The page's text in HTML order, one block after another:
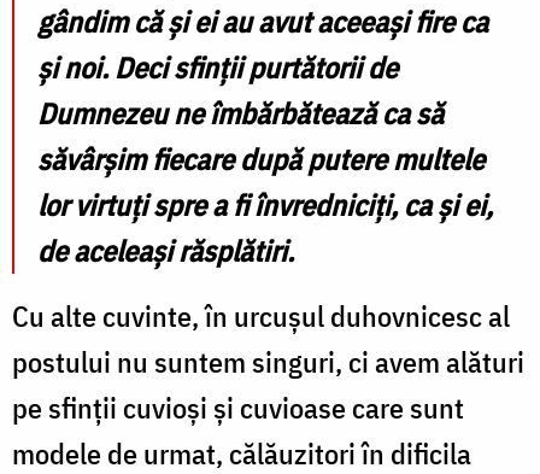
gândim că și ei au avut aceeași fire ca
și noi. Deci sfinții purtătorii de
Dumnezeu ne îmbărbătează ca să
săvârșim fiecare după putere multele
lor virtuți spre a fi învredniciți, ca și ei,
de aceleași răsplătiri.
Cu alte cuvinte, în urcușul duhovnicesc al
postului nu suntem singuri, ci avem alături
pe sfinţii cuvioşi și cuvioase care sunt
modele de urmat, călăuzitori în dificila